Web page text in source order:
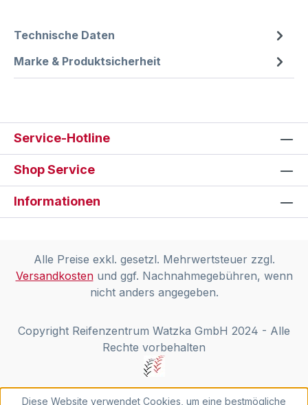
Technische Daten
Marke & Produktsicherheit
Service-Hotline
Shop Service
Informationen
Alle Preise exkl. gesetzl. Mehrwertsteuer zzgl.
Versandkostenund ggf. Nachnahmegebühren, wenn
nicht anders angegeben.
Copyright Reifenzentrum Watzka GmbH 2024 - Alle
Rechte vorbehalten
Diese Website verwendet Cookies, um eine bestmögliche